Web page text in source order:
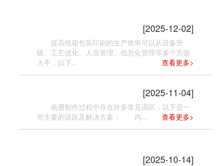
[2025-12-02]
提高纸箱包装印刷的生产效率可以从设备升
级、工艺优化、人员管理、信息化管理等多个方面
入手，以下...
查看更多>
[2025-11-04]
画册制作过程中存在许多常见误区，以下是一
些主要的误区及解决方案： 内...
查看更多>
[2025-10-14]